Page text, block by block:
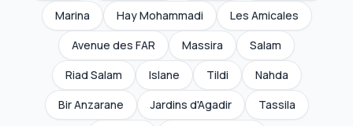
Marina
Hay Mohammadi
Les Amicales
Avenue des FAR
Massira
Salam
Riad Salam
Islane Tildi
Nahda
Bir Anzarane
Jardins d'Agadir
Tassila